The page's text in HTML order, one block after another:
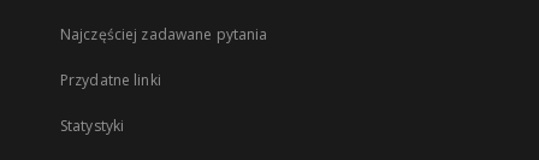
Najczęściej zadawane pytania
Przydatne linki
Statystyki